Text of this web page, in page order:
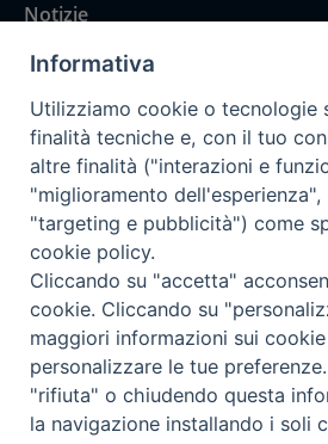
Notizie
Rubriche
Chi siamo
Come abbonarsi
Contatti
Informativa
Utilizziamo cookie o tecnologie
finalità tecniche e, con il tuo
altre finalità ("interazioni e
"miglioramento
"targeting e pubblicità") come
cookie policy.
Cliccando su "accetta"
cookie. Cliccando su
maggiori informazioni sui
personalizzare le tue
"rifiuta" o chiudendo questa
la navigazione installando i soli